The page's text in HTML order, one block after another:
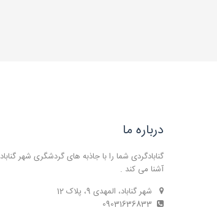
درباره ما
گنابادگردی شما را با جاذبه های گردشگری شهر گناباد
آشنا می کند .
شهر گناباد، المهدی 9، پلاک 12